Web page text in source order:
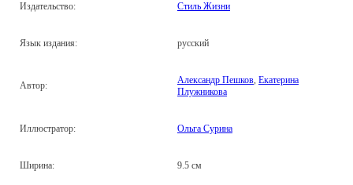
Издательство: Стиль Жизни
Язык издания: русский
Автор: Александр Пешков, Екатерина
Плужникова
Иллюстратор: Ольга Сурина
Ширина: 9.5 см